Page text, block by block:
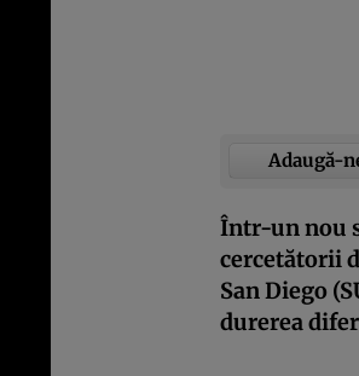
Adaugă-
Într-un nou
cercetătorii
San Diego
durerea